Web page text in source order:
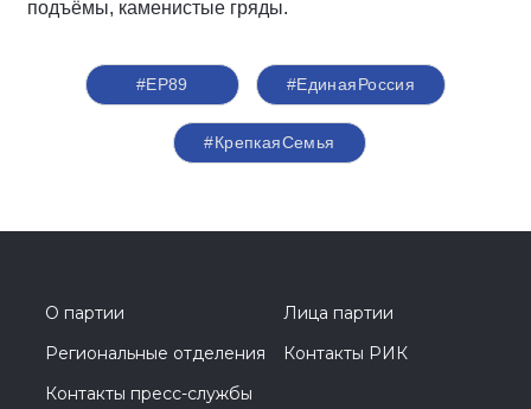
подъёмы, каменистые гряды.
#ЕР89 #‎ЕдинаяРоссия
#КрепкаяСемья
О партии
Лица партии
Региональные отделения
Контакты РИК
Контакты пресс-службы